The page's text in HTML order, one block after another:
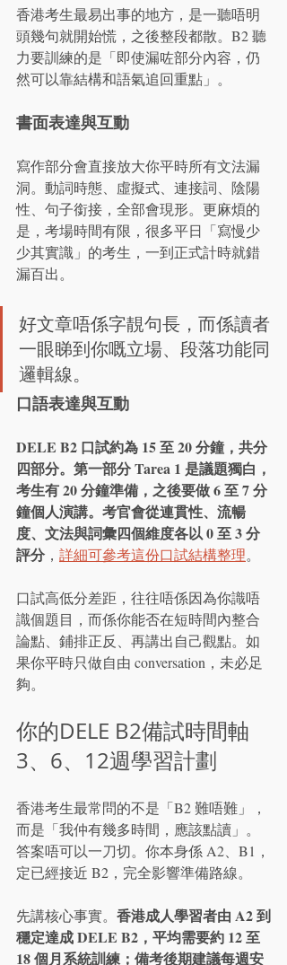
香港考生最易出事的地方，是一聽唔明
頭幾句就開始慌，之後整段都散。B2 聽
力要訓練的是「即使漏咗部分內容，仍
然可以靠結構和語氣追回重點」。
書面表達與互動
寫作部分會直接放大你平時所有文法漏
洞。動詞時態、虛擬式、連接詞、陰陽
性、句子銜接，全部會現形。更麻煩的
是，考場時間有限，很多平日「寫慢少
少其實識」的考生，一到正式計時就錯
漏百出。
好文章唔係字靚句長，而係讀者
一眼睇到你嘅立場、段落功能同
邏輯線。
口語表達與互動
DELE B2 口試約為 15 至 20 分鐘，共分
四部分。第一部分 Tarea 1 是議題獨白，
考生有 20 分鐘準備，之後要做 6 至 7 分
鐘個人演講。考官會從連貫性、流暢
度、文法與詞彙四個維度各以 0 至 3 分
評分， 詳細可參考這份口試結構整理。
口試高低分差距，往往唔係因為你識唔
識個題目，而係你能否在短時間內整合
論點、鋪排正反、再講出自己觀點。如
果你平時只做自由 conversation，未必足
夠。
你的DELE B2備試時間軸
3、6、12週學習計劃
香港考生最常問的不是「B2 難唔難」，
而是「我仲有幾多時間，應該點讀」。
答案唔可以一刀切。你本身係 A2、B1，
定已經接近 B2，完全影響準備路線。
先講核心事實。 香港成人學習者由 A2 到
穩定達成 DELE B2，平均需要約 12 至
18 個月系統訓練；備考後期建議每週安